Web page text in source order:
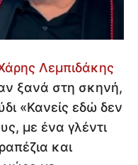
Λεμπιδάκης
ξανά στη σκηνή,
«Κανείς εδώ δεν
με ένα γλέντι
και